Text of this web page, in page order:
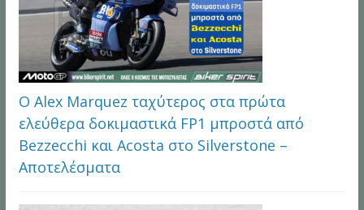
Ο Alex Marquez ταχύτερος στα πρώτα
ελεύθερα δοκιμαστικά FP1 μπροστά από
Bezzecchi και Acosta στο Silverstone –
Αποτελέσματα